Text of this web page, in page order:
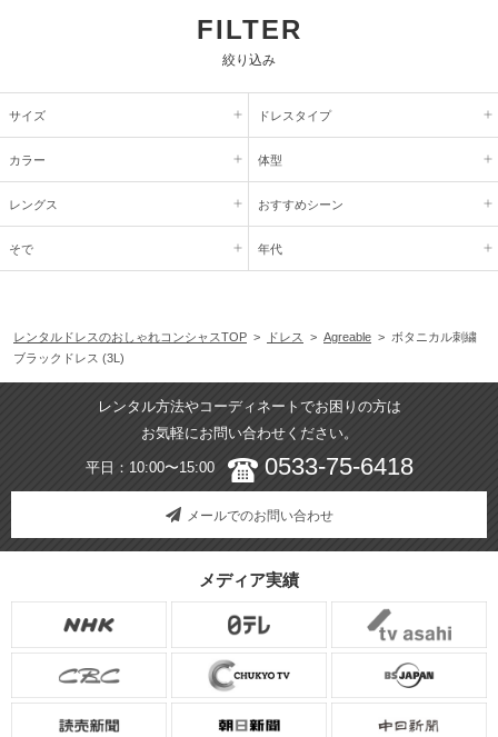
FILTER
絞り込み
サイズ ドレスタイプ
カラー 体型
レングス おすすめシーン
そで 年代
レンタルドレスのおしゃれコンシャスTOP > ドレス > Agreable > ボタニカル刺繍
ブラックドレス (3L)
レンタル方法やコーディネートでお困りの方は
お気軽にお問い合わせください。
平日：10:00〜15:00 0533-75-6418
メールでのお問い合わせ
メディア実績